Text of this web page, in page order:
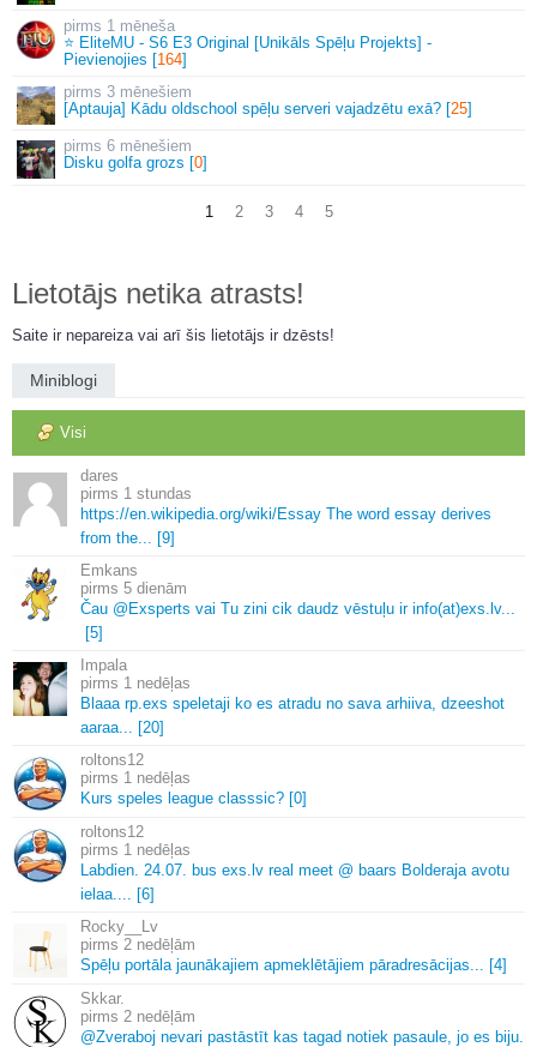
1 mēneša
⭐ EliteMU - S6 E3 Original [Unikāls Spēļu Projekts] -
Pievienojies [164]
3 mēnešiem
[Aptauja] Kādu oldschool spēļu serveri vajadzētu exā? [25]
6 mēnešiem
Disku golfa grozs [0]
1 2 3 4 5
Lietotājs netika atrasts!
Saite ir nepareiza vai arī šis lietotājs ir dzēsts!
Miniblogi
Visi
dares
1 stundas
https://en. wikipedia. org/wiki/Essay The word essay derives
from the.
[9]
Emkans
5 dienām
Čau @Exsperts vai Tu zini cik daudz vēstuļu ir info(at)exs. lv.
[5]
Impala
1 nedēļas
Blaaa rp. exs speletaji ko es atradu no sava arhiiva, dzeeshot
aaraa.
[20]
roltons12
1 nedēļas
Kurs speles league classsic? [0]
roltons12
1 nedēļas
Labdien. 24. 07. bus exs. lv real meet @ baars Bolderaja avotu
ielaa.
[6]
Rocky__Lv
2 nedēļām
Spēļu portāla jaunākajiem apmeklētājiem pāradresācijas.
[4]
Skkar.
2 nedēļām
@Zveraboj nevari pastāstīt kas tagad notiek pasaule, jo es biju.